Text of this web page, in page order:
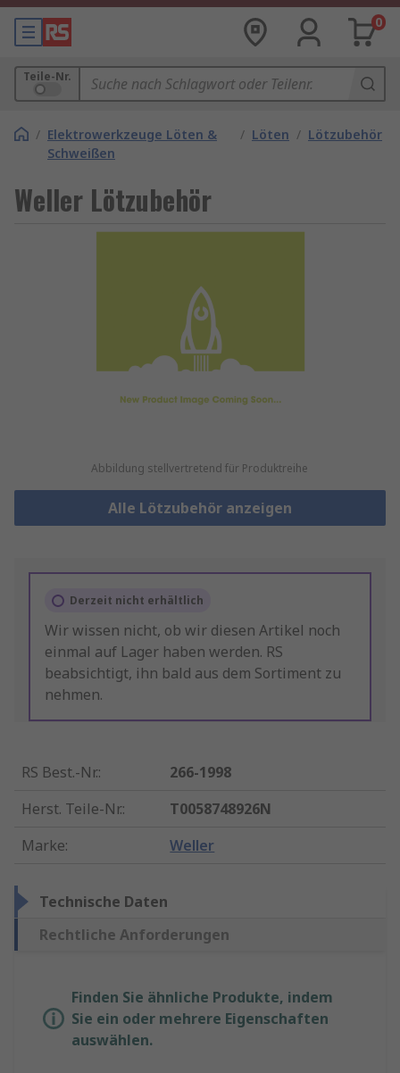
0
Teile-Nr.
/ Elektrowerkzeuge Löten &
Schweißen
/ Löten / Lötzubehör
Weller Lötzubehör
Abbildung stellvertretend für Produktreihe
Alle Lötzubehör anzeigen
Derzeit nicht erhältlich
Wir wissen nicht, ob wir diesen Artikel noch
einmal auf Lager haben werden. RS
beabsichtigt, ihn bald aus dem Sortiment zu
nehmen.
RS Best.-Nr.:
266-1998
Herst. Teile-Nr.:
T0058748926N
Marke: Weller
Technische Daten
Rechtliche Anforderungen
Finden Sie ähnliche Produkte, indem
Sie ein oder mehrere Eigenschaften
auswählen.